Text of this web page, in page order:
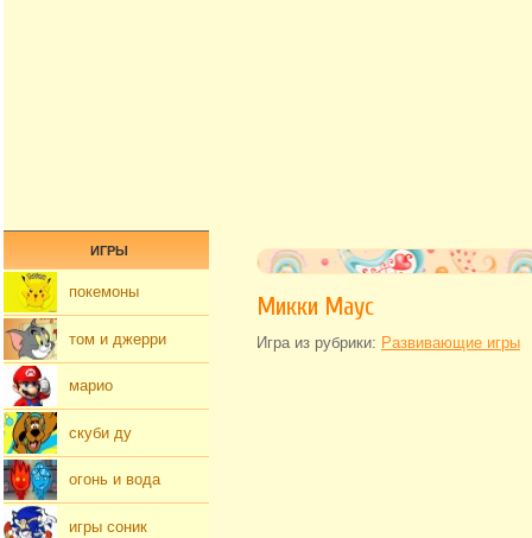
Микки Маус
Игра из рубрики: Развивающие игры
ИГРЫ
покемоны
том и джерри
марио
скуби ду
огонь и вода
игры соник